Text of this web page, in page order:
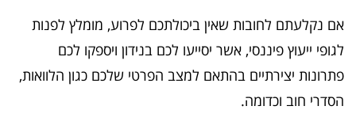
אם נקלעתם לחובות שאין ביכולתכם לפרוע, מומלץ לפנות
לגופי ייעוץ פיננסי, אשר יסייעו לכם בנידון ויספקו לכם
פתרונות יצירתיים בהתאם למצב הפרטי שלכם כגון הלוואות,
הסדרי חוב וכדומה.